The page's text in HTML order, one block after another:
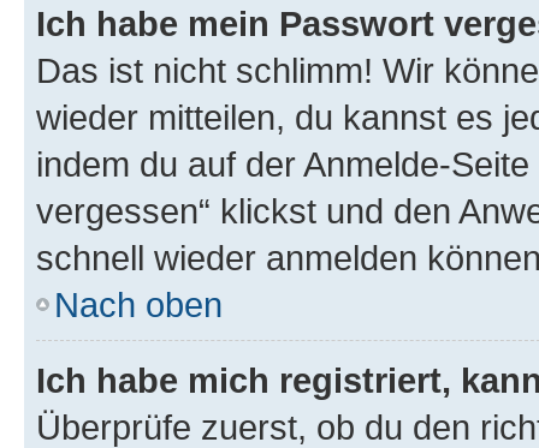
Ich habe mein Passwort
Das ist nicht schlimm! Wir
wieder mitteilen, du kannst es
indem du auf der Anmelde-
vergessen“ klickst und den
schnell wieder anmelden
Nach oben
Ich habe mich registriert,
Überprüfe zuerst, ob du den